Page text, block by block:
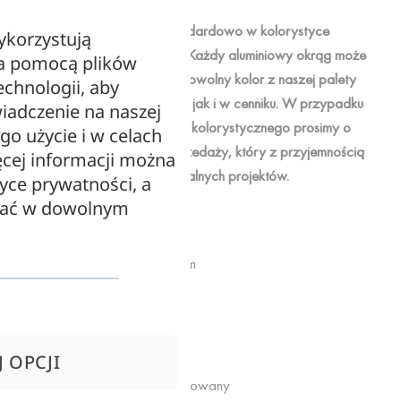
Lampa sprzedawana jest standardowo w kolorystyce
przedstawionej na zdjęciach. Każdy aluminiowy okrąg może
być jednak pomalowany na dowolny kolor z naszej palety
dostępnej zarówno na stronie, jak i w cenniku. W przypadku
chęci wyboru innego wariantu kolorystycznego prosimy o
kontakt z naszym działem sprzedaży, który z przyjemnością
pomoże w realizacji indywidualnych projektów.
Wymiary i waga:
Szerokość/Średnica: 70cm
Źródło światła: LED zintegrowany
pomocą plików
aby
na naszej
użycie i w celach
informacji można
prywatności, a
w dowolnym
OPCJI